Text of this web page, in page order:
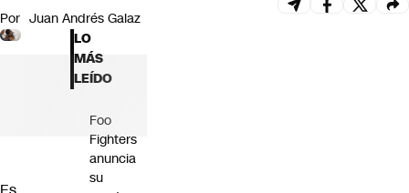
Por Juan Andrés Galaz
LO
MÁS
LEÍDO
Foo
Fighters
anuncia
su